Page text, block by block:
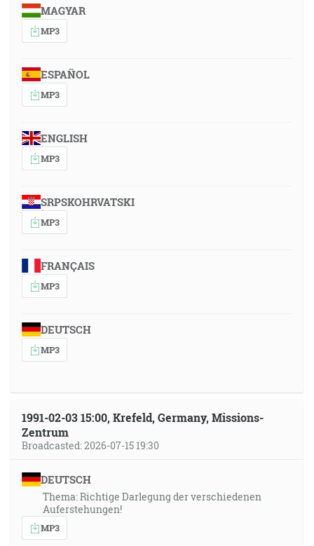
MAGYAR
MP3
ESPAÑOL
MP3
ENGLISH
MP3
SRPSKOHRVATSKI
MP3
FRANÇAIS
MP3
DEUTSCH
MP3
1991-02-03 15:00, Krefeld, Germany, Missions-
Zentrum
Broadcasted: 2026-07-15 19:30
DEUTSCH
Thema: Richtige Darlegung der verschiedenen
Auferstehungen!
MP3